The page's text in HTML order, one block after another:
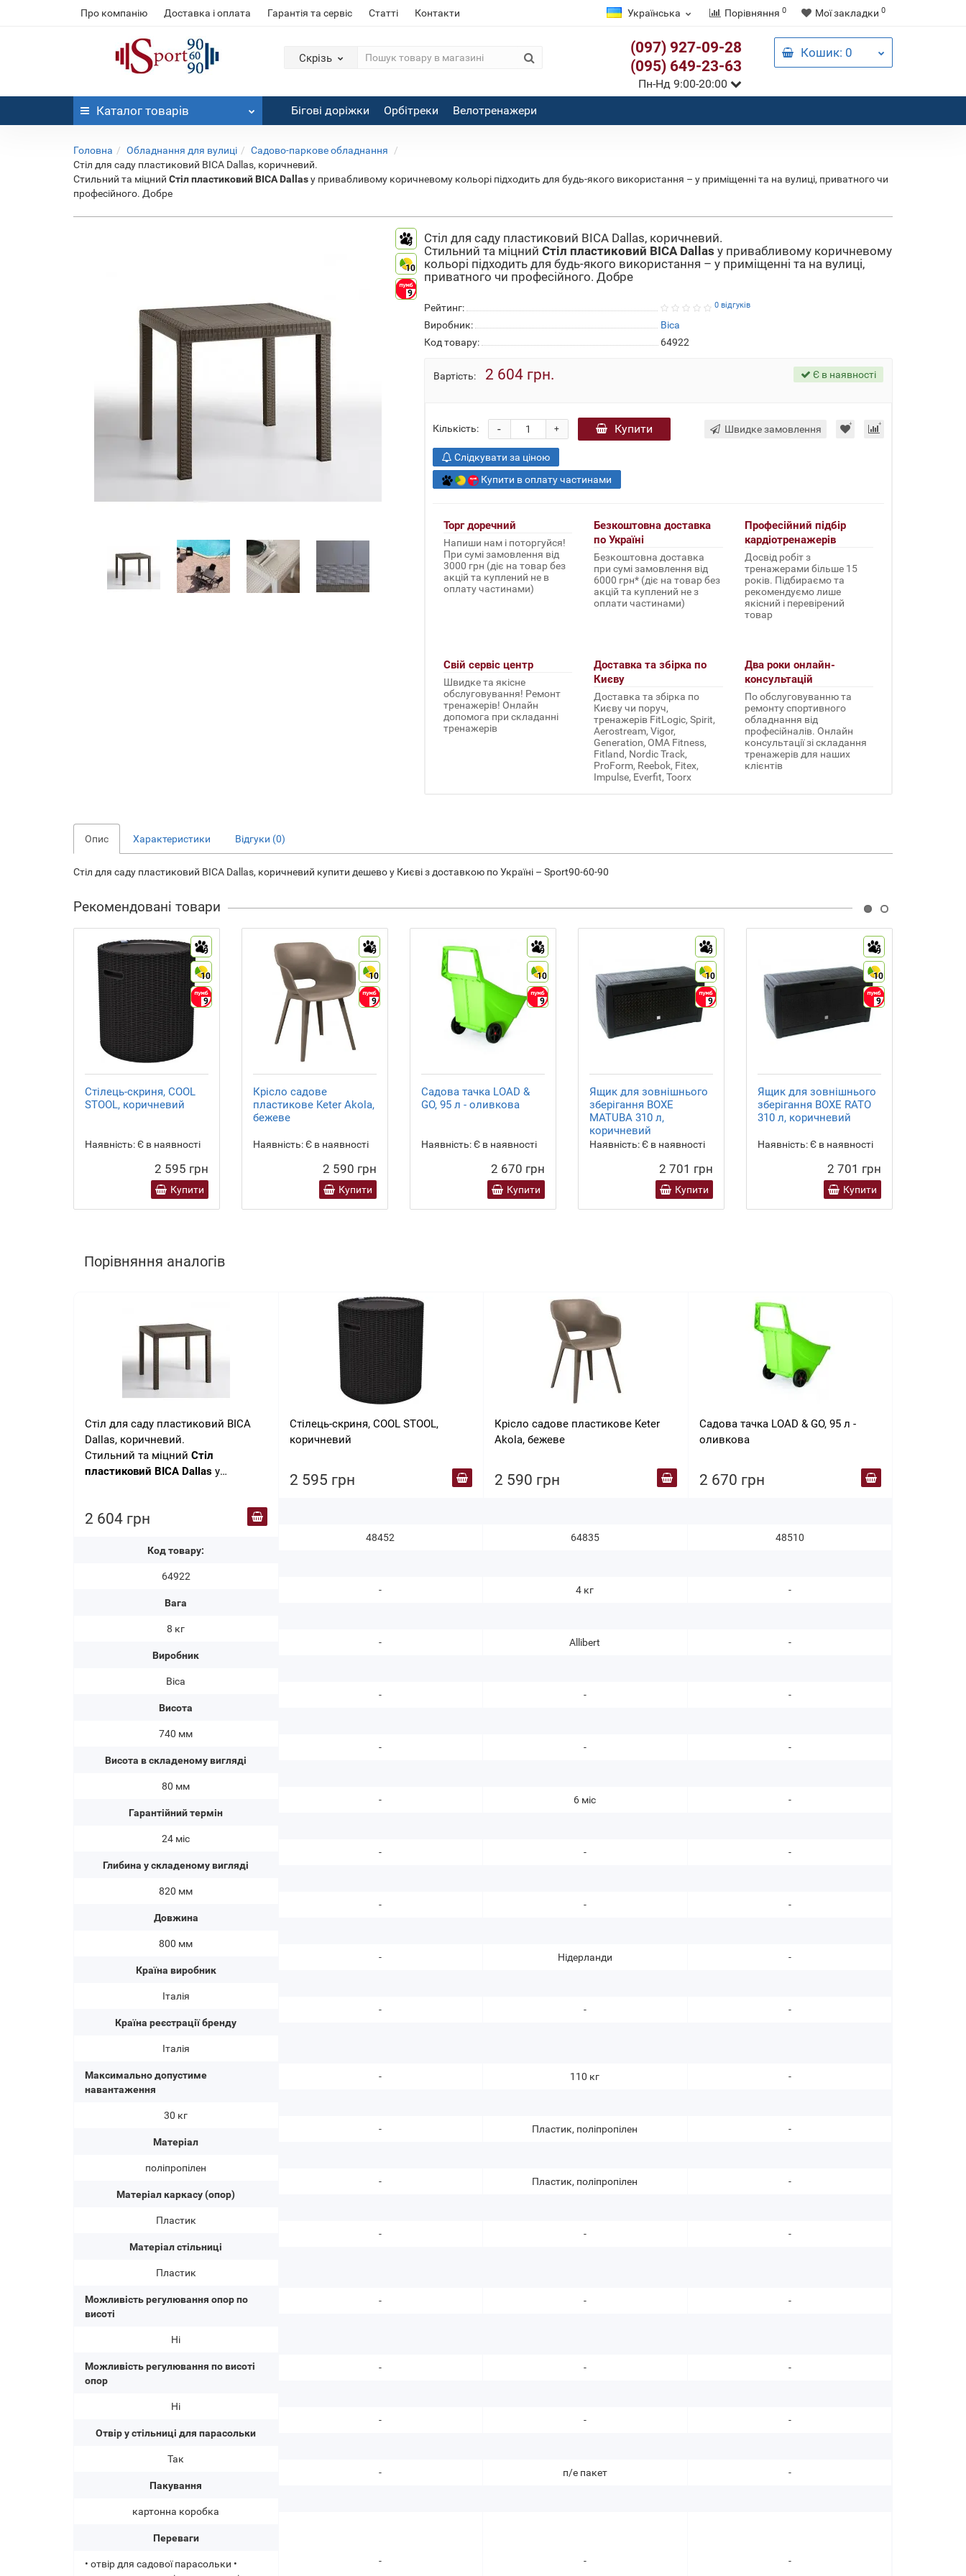
Про компанію Доставка і оплата Гарантія та сервіс Статті Контакти Українська Порівняння 0 Мої закладки 0
Скрізь
(097) 927-09-28
(095) 649-23-63
Пн-Нд 9:00-20:00
Кошик: 0
Каталог товарів Бігові доріжки Орбітреки Велотренажери
Головна Обладнання для вулиці
Садово-паркове обладнання
Стіл для саду пластиковий BICA Dallas, коричневий.
Стильний та міцний Стіл пластиковий BICA Dallasу привабливому коричневому кольорі підходить для будь-якого використання – у приміщенні та на вулиці, приватного чи
професійного. Добре
9
10
9
Стіл для саду пластиковий BICA Dallas, коричневий.
Стильний та міцний Стіл пластиковий BICA Dallas у привабливому коричневому
кольорі підходить для будь-якого використання – у приміщенні та на вулиці,
приватного чи професійного. Добре
Рейтинг: 0 відгуків
Виробник:
Bica
Код товару:
64922
Вартість: 2 604 грн. Є в наявності
Кількість: +
- Купити
Слідкувати за ціною
Купити в оплату частинами
Швидке замовлення
Торг доречний
Напиши нам і поторгуйся!
При сумі замовлення від
3000 грн (діє на товар без
акцій та куплений не в
оплату частинами)
Безкоштовна доставка
по Україні
Безкоштовна доставка
при сумі замовлення від
6000 грн* (діє на товар без
акцій та куплений не з
оплати частинами)
Професійний підбір
кардіотренажерів
Досвід робіт з
тренажерами більше 15
років. Підбираємо та
рекомендуємо лише
якісний і перевірений
товар
Свій сервіс центр
Швидке та якісне
обслуговування! Ремонт
тренажерів! Онлайн
допомога при складанні
тренажерів
Доставка та збірка по
Києву
Доставка та збірка по
Києву чи поруч,
тренажерів FitLogic, Spirit,
Aerostream, Vigor,
Generation, OMA Fitness,
Fitland, Nordic Track,
ProForm, Reebok, Fitex,
Impulse, Everfit, Toorx
Два роки онлайн-
консультацій
По обслуговуванню та
ремонту спортивного
обладнання від
професійналів. Онлайн
консультації зі складання
тренажерів для наших
клієнтів
Опис Характеристики Відгуки (0)
Стіл для саду пластиковий BICA Dallas, коричневий купити дешево у Києві з доставкою по Україні – Sport90-60-90
Рекомендовані товари
9
10
9
Стілець-скриня, COOL
STOOL, коричневий
Наявність:Є в наявності
2 595 грн
Купити
9
10
9
Крісло садове
пластикове Keter Akola,
бежеве
Наявність:Є в наявності
2 590 грн
Купити
9
10
9
Садова тачка LOAD &
GO, 95 л - оливкова
Наявність:Є в наявності
2 670 грн
Купити
9
10
9
Ящик для зовнішнього
зберігання BOXE
MATUBA 310 л,
коричневий
Наявність:Є в наявності
2 701 грн
Купити
9
10
9
Ящик для зовнішнього
зберігання BOXE RATO
310 л, коричневий
Наявність:Є в наявності
2 701 грн
Купити
Порівняння аналогів
Стіл для саду пластиковий BICA
Dallas, коричневий.
Стильний та міцний Стіл
пластиковий BICA Dallas у
використання – у приміщенні та на
професійного. Добре
2 604 грн
Код товару:
64922
Вага
8 кг
Виробник
Bica
Висота
740 мм
Висота в складеному вигляді
80 мм
Гарантійний термін
24 міс
Глибина у складеному вигляді
820 мм
Довжина
800 мм
Країна виробник
Італія
Країна реєстрації бренду
Італія
Максимально допустиме
навантаження
30 кг
Матеріал
поліпропілен
Матеріал каркасу (опор)
Пластик
Матеріал стільниці
Пластик
Можливість регулювання опор по
висоті
Ні
Можливість регулювання по висоті
опор
Ні
Отвір у стільниці для парасольки
Так
Пакування
картонна коробка
Переваги
• отвір для садової парасольки •
Стілець-скриня, COOL STOOL,
коричневий
2 595 грн
48452
-
-
-
-
-
-
-
-
-
-
-
-
-
-
-
-
-
-
Крісло садове пластикове Keter
Akola, бежеве
2 590 грн
64835
4 кг
Allibert
-
-
6 міс
-
-
Нідерланди
-
110 кг
Пластик, поліпропілен
Пластик, поліпропілен
-
-
-
-
п/е пакет
-
Садова тачка LOAD & GO, 95 л -
оливкова
2 670 грн
48510
-
-
-
-
-
-
-
-
-
-
-
-
-
-
-
-
-
-